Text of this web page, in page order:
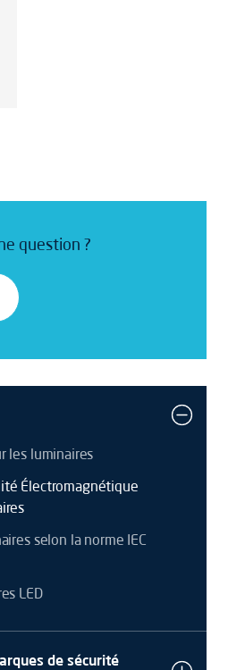
question ?
les luminaires
Électromagnétique
selon la norme IEC
LED
de sécurité